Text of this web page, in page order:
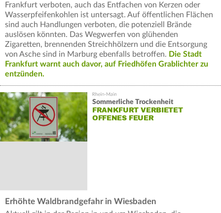
Frankfurt verboten, auch das Entfachen von Kerzen oder
Wasserpfeifenkohlen ist untersagt. Auf öffentlichen Flächen
sind auch Handlungen verboten, die potenziell Brände
auslösen könnten. Das Wegwerfen von glühenden
Zigaretten, brennenden Streichhölzern und die Entsorgung
von Asche sind in Marburg ebenfalls betroffen. Die Stadt
Frankfurt warnt auch davor, auf Friedhöfen Grablichter zu
entzünden.
Sommerliche Trockenheit
FRANKFURT VERBIETET
OFFENES FEUER
Erhöhte Waldbrandgefahr in Wiesbaden